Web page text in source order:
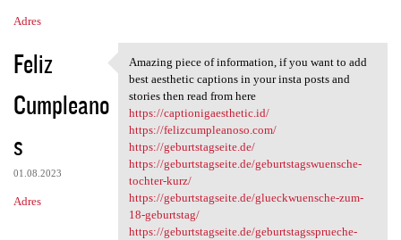
Adres
Feliz
Cumpleano
s
01.08.2023
Adres
Amazing piece of information,
Amazing piece of information, if you want to add
best aesthetic captions in your insta posts and
stories then read from here
https://captionigaesthetic.id/
https://felizcumpleanoso.com/
https://geburtstagseite.de/
https://geburtstagseite.de/geburtstagswuensche-
tochter-kurz/
https://geburtstagseite.de/glueckwuensche-zum-
18-geburtstag/
https://geburtstagseite.de/geburtstagssprueche-